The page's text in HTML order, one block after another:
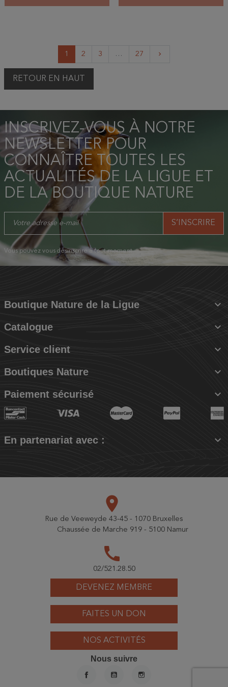
1 2 3 … 27 keyboard_arrow_right
RETOUR EN HAUT
INSCRIVEZ-VOUS À NOTRE
NEWSLETTER POUR
CONNAÎTRE TOUTES LES
ACTUALITÉS DE LA LIGUE ET
DE LA BOUTIQUE NATURE
Vous pouvez vous désinscrire à tout moment.
Boutique Nature de la Ligue 
Catalogue 
Service client 
Boutiques Nature 
Paiement sécurisé 
En partenariat avec : 
DEVENEZ MEMBRE
FAITES UN DON
NOS ACTIVITÉS
place
Rue de Veeweyde 43-45 - 1070 Bruxelles
Chaussée de Marche 919 - 5100 Namur
call
02/521.28.50
Nous suivre